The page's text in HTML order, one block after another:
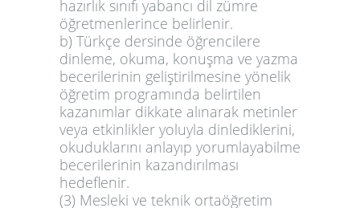
hazırlık sınıfı yabancı dil zümre
öğretmenlerince belirlenir.
b) Türkçe dersinde öğrencilere
dinleme, okuma, konuşma ve yazma
becerilerinin geliştirilmesine yönelik
öğretim programında belirtilen
kazanımlar dikkate alınarak metinler
veya etkinlikler yoluyla dinlediklerini,
okuduklarını anlayıp yorumlayabilme
becerilerinin kazandırılması
hedeflenir.
(3) Mesleki ve teknik ortaöğretim